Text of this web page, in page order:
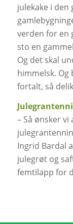
julekake i den
verden for en
sto en
Og det skal
himmelsk.
fortalt, så
– Så ønsker
Ingrid Bardal
julegrøt og
femtilapp for